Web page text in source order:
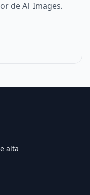
de All Images.
alta